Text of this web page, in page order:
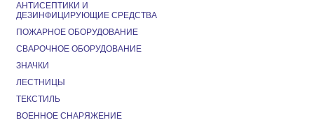
АНТИСЕПТИКИ И
ДЕЗИНФИЦИРУЮЩИЕ СРЕДСТВА
ПОЖАРНОЕ ОБОРУДОВАНИЕ
СВАРОЧНОЕ ОБОРУДОВАНИЕ
ЗНАЧКИ
ЛЕСТНИЦЫ
ТЕКСТИЛЬ
ВОЕННОЕ СНАРЯЖЕНИЕ